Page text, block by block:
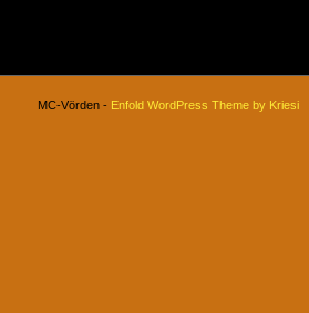
MC-Vörden - Enfold WordPress Theme by Kriesi